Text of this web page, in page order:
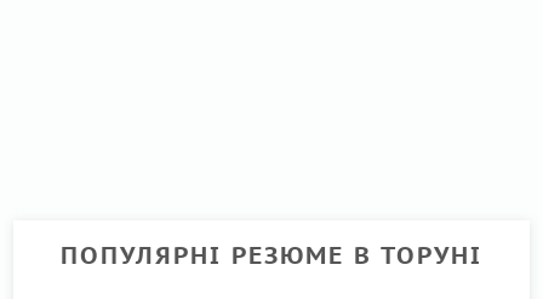
ПОПУЛЯРНІ РЕЗЮМЕ В ТОРУНІ